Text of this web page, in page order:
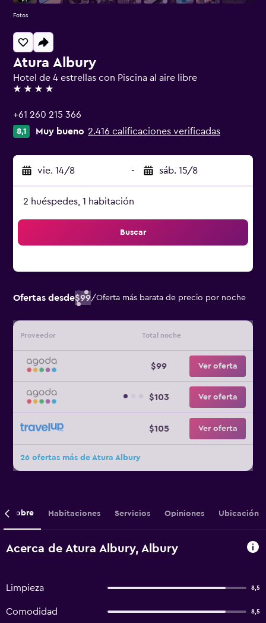
Atura Albury
Hotel de 4 estrellas con Piscina al aire libre
4 estrellas
+61 260 215 366
8,1 Muy bueno 2.416 calificaciones verificadas
vie. 14/8 - sáb. 15/8
2 huéspedes, 1 habitación
Buscar
Ofertas desde$99/Oferta más barata de precio por noche
Proveedor Total noche
$99 Ver oferta
$103 Ver oferta
$105 Ver oferta
26 ofertas más de Atura Albury
Fotos
Sobre Habitaciones Servicios Opiniones Ubicación
Acerca de Atura Albury, Albury
Limpieza 8,5
Comodidad 8,5